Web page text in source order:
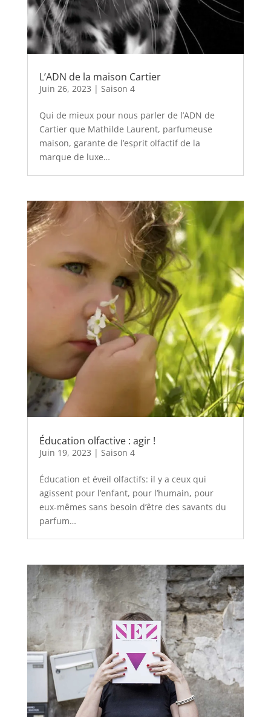
L’ADN de la maison Cartier
Juin 26, 2023 | Saison 4
Qui de mieux pour nous parler de l’ADN de
Cartier que Mathilde Laurent, parfumeuse
maison, garante de l’esprit olfactif de la
marque de luxe…
Éducation olfactive : agir !
Juin 19, 2023 | Saison 4
Éducation et éveil olfactifs: il y a ceux qui
agissent pour l’enfant, pour l’humain, pour
eux-mêmes sans besoin d’être des savants du
parfum…